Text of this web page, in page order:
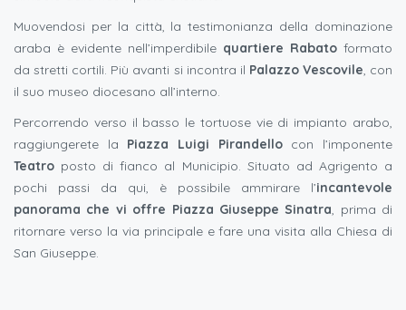
Muovendosi per la città, la testimonianza della dominazione
araba è evidente nell’imperdibile quartiere Rabato formato
da stretti cortili. Più avanti si incontra il Palazzo Vescovile, con
il suo museo diocesano all’interno.
Percorrendo verso il basso le tortuose vie di impianto arabo,
raggiungerete la Piazza Luigi Pirandellocon l’imponente
Teatro posto di fianco al Municipio. Situato ad Agrigento a
pochi passi da qui, è possibile ammirare l’incantevole
panorama che vi offre Piazza Giuseppe Sinatra, prima di
ritornare verso la via principale e fare una visita alla Chiesa di
San Giuseppe.